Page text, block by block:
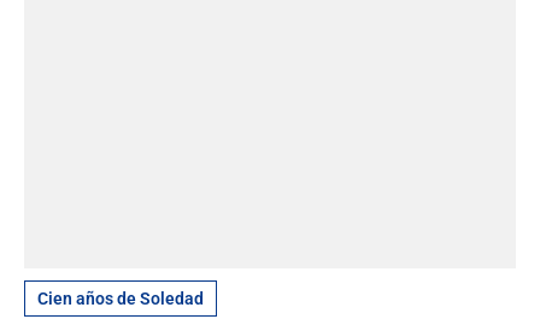
Cien años de Soledad